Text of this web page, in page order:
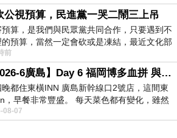
公視預算，民進黨一哭二鬧三上吊
預算，是我們與民眾黨共同合作，只要遇到不
的預算，當然一定會砍或是凍結，最近文化部
公視和Taiwan plus預算，在110年
前
【2026-6廣島】Day 6 福岡博多血拼 與機場接送少年司機深夜對談
晚都住東橫INN 廣島新幹線口2號店，這間東
，早餐非常豐盛。 每天菜色都有變化，雖然
作人員拿出料理包加熱，但
08-07